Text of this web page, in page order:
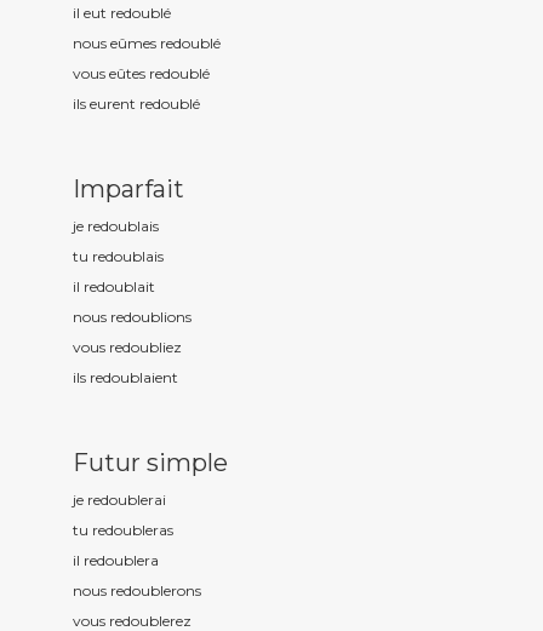
il eut redoublé
nous eûmes redoublé
vous eûtes redoublé
ils eurent redoublé
Imparfait
je redoublais
tu redoublais
il redoublait
nous redoublions
vous redoubliez
ils redoublaient
Futur simple
je redoublerai
tu redoubleras
il redoublera
nous redoublerons
vous redoublerez